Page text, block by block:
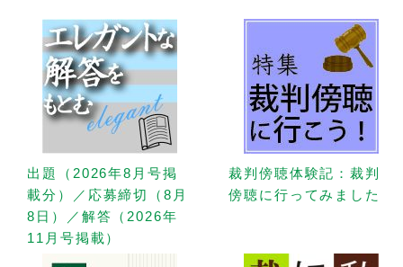
出題（2026年8月号掲
載分）／応募締切（8月
8日）／解答（2026年
11月号掲載）
裁判傍聴体験記：裁判
傍聴に行ってみました